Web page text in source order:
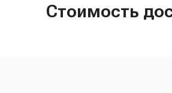
Стоимость